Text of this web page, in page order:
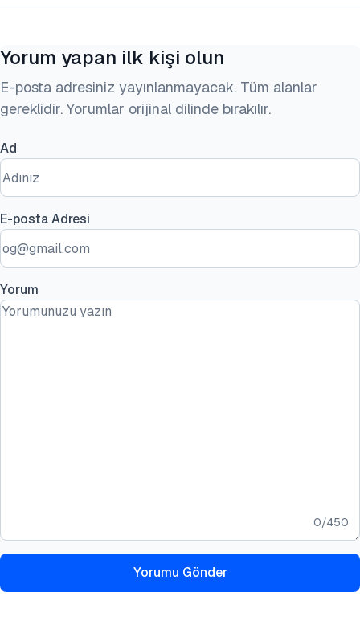
Yorum yapan ilk kişi olun
E-posta adresiniz yayınlanmayacak. Tüm alanlar
gereklidir. Yorumlar orijinal dilinde bırakılır.
Ad
E-posta Adresi
Yorum
0/450
Yorumu Gönder